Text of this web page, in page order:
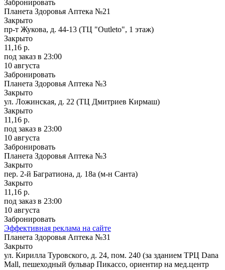
Забронировать
Планета Здоровья Аптека №21
Закрыто
пр-т Жукова, д. 44-13 (ТЦ "Outleto", 1 этаж)
Закрыто
11,16 р.
под заказ в 23:00
10 августа
Забронировать
Планета Здоровья Аптека №3
Закрыто
ул. Ложинская, д. 22 (ТЦ Дмитриев Кирмаш)
Закрыто
11,16 р.
под заказ в 23:00
10 августа
Забронировать
Планета Здоровья Аптека №3
Закрыто
пер. 2-й Багратиона, д. 18а (м-н Санта)
Закрыто
11,16 р.
под заказ в 23:00
10 августа
Забронировать
Эффективная реклама на сайте
Планета Здоровья Аптека №31
Закрыто
ул. Кирилла Туровского, д. 24, пом. 240 (за зданием ТРЦ Dana
Mall, пешеходный бульвар Пикассо, ориентир на мед.центр